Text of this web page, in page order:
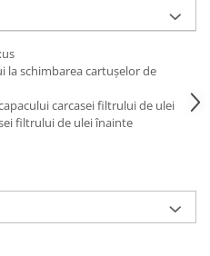
la schimbarea cartuşelor de
carcasei filtrului de ulei
filtrului de ulei înainte